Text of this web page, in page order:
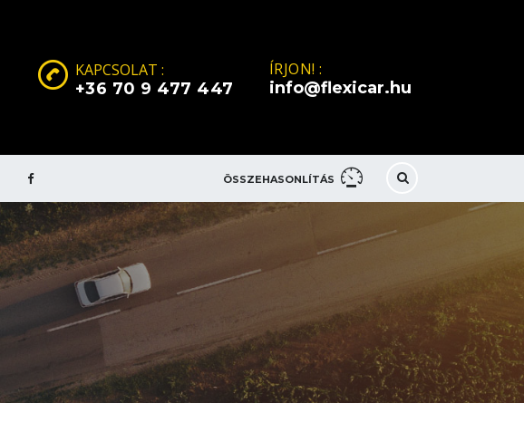
ÍRJON! :
info@flexicar.hu
KAPCSOLAT :
+36 70 9 477 447
ÖSSZEHASONLÍTÁS